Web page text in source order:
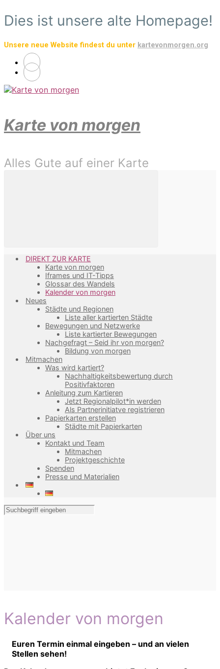
Zum
Hauptinhalt
Dies ist unsere alte Homepage!
Unsere neue Website findest du unter kartevonmorgen.org
Karte von morgen
Alles Gute auf einer Karte
DIREKT ZUR KARTE
Karte von morgen
Iframes und IT-Tipps
Glossar des Wandels
Kalender von morgen
Neues
Städte und Regionen
Liste aller kartierten Städte
Bewegungen und Netzwerke
Liste kartierter Bewegungen
Nachgefragt – Seid ihr von morgen?
Bildung von morgen
Mitmachen
Was wird kartiert?
Nachhaltigkeitsbewertung durch
Positivfaktoren
Anleitung zum Kartieren
Jetzt Regionalpilot*in werden
Als Partnerinitiatve registrieren
Papierkarten erstellen
Städte mit Papierkarten
Über uns
Kontakt und Team
Mitmachen
Projektgeschichte
Spenden
Presse und Materialien
Kalender von morgen
Euren Termin einmal eingeben – und an vielen
Stellen sehen!